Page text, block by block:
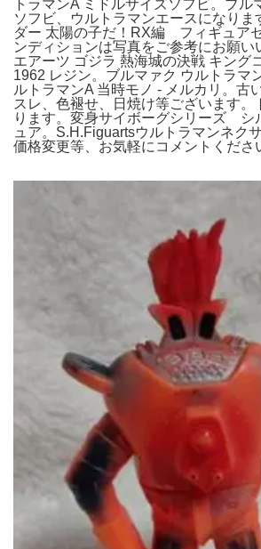
トラマンA ミドルサイズソフビ。ブル
ソフビ、ウルトラマンエースになり
ダー 太陽の子だ！RX編 フィギュア
ンディションは写真をご参考にお願い
エアーツ ゴジラ 熱海城の決戦 キング
1962 レジン。ブルマァク ウルトラマ
ルトラマンA 当時モノ - メルカリ。古
スレ、色褪せ、日焼け等ございます。
ります。変身サイボーグシリーズ
ュア。S.H.Figuartsウルトラマンネク
価格変更等、お気軽にコメントくださ